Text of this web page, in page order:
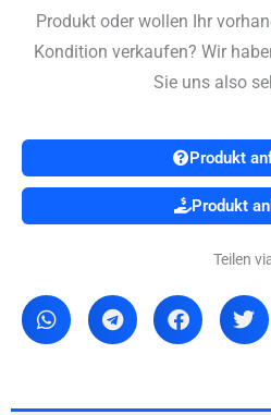
Produkt oder wollen Ihr
Kondition verkaufen? Wir
Sie uns also
Produkt
Produkt
Teilen